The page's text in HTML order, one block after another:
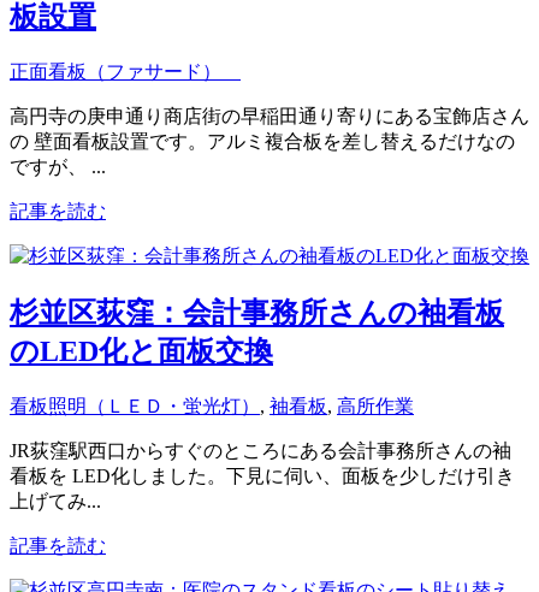
板設置
正面看板（ファサード）
高円寺の庚申通り商店街の早稲田通り寄りにある宝飾店さん
の 壁面看板設置です。アルミ複合板を差し替えるだけなの
ですが、 ...
記事を読む
杉並区荻窪：会計事務所さんの袖看板
のLED化と面板交換
看板照明（ＬＥＤ・蛍光灯） , 袖看板, 高所作業
JR荻窪駅西口からすぐのところにある会計事務所さんの袖
看板を LED化しました。下見に伺い、面板を少しだけ引き
上げてみ...
記事を読む